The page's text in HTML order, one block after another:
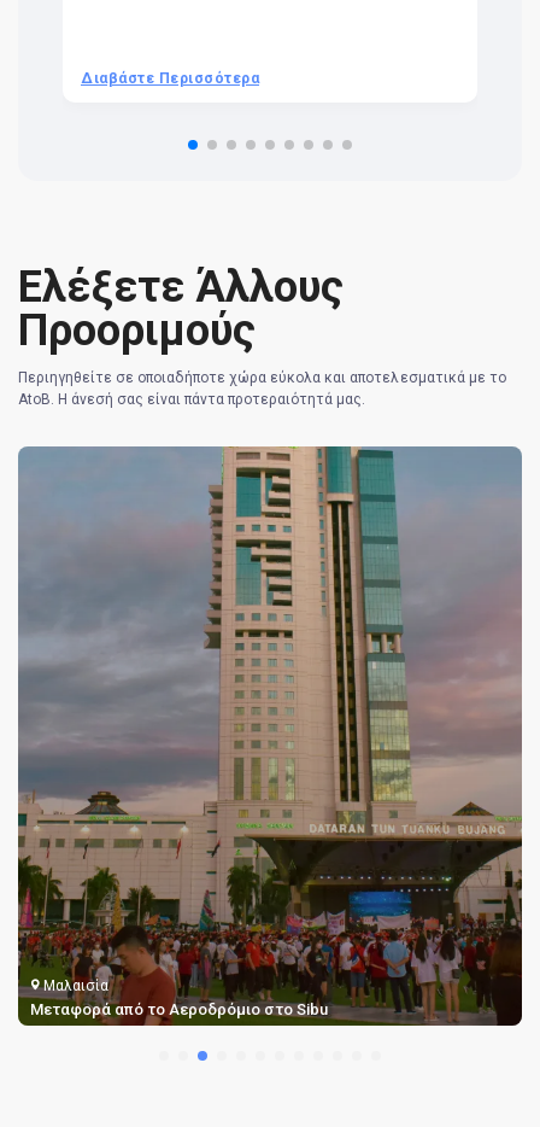
Διαβάστε Περισσότερα
Ελέξετε Άλλους
Προοριμούς
Περιηγηθείτε σε οποιαδήποτε χώρα εύκολα και αποτελεσματικά με το
AtoB. Η άνεσή σας είναι πάντα προτεραιότητά μας.
Μαλαισία
Μεταφορά από το Αεροδρόμιο στο Sibu